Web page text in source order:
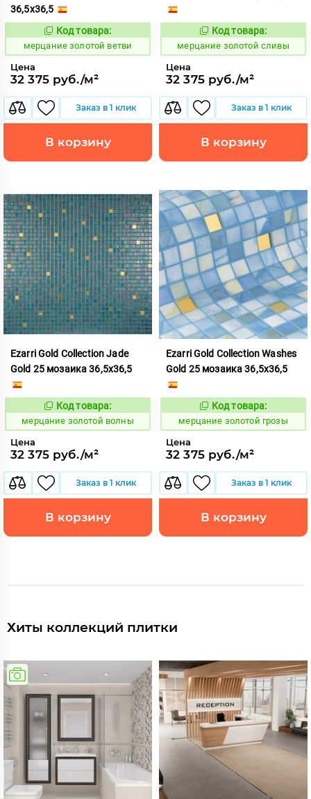
36,5x36,5
972884
Код товара:
мерцание золотой ветви
Цена
32 375 руб./м²
Заказ в 1 клик
В корзину
972886
Код товара:
мерцание золотой сливы
Цена
32 375 руб./м²
Заказ в 1 клик
В корзину
Ezarri Gold Collection Jade
Gold 25 мозаика 36,5x36,5
972887
Код товара:
мерцание золотой волны
Цена
32 375 руб./м²
Заказ в 1 клик
В корзину
Ezarri Gold Collection Washes
Gold 25 мозаика 36,5x36,5
972894
Код товара:
мерцание золотой грозы
Цена
32 375 руб./м²
Заказ в 1 клик
В корзину
Хиты коллекций плитки